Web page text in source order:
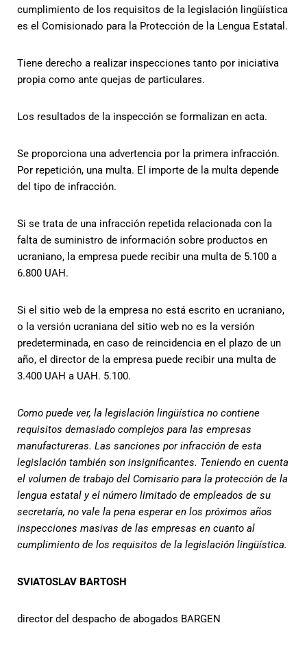
cumplimiento de los requisitos de la legislación lingüística
es el Comisionado para la Protección de la Lengua Estatal.
Tiene derecho a realizar inspecciones tanto por iniciativa
propia como ante quejas de particulares.
Los resultados de la inspección se formalizan en acta.
Se proporciona una advertencia por la primera infracción.
Por repetición, una multa. El importe de la multa depende
del tipo de infracción.
Si se trata de una infracción repetida relacionada con la
falta de suministro de información sobre productos en
ucraniano, la empresa puede recibir una multa de 5.100 a
6.800 UAH.
Si el sitio web de la empresa no está escrito en ucraniano,
o la versión ucraniana del sitio web no es la versión
predeterminada, en caso de reincidencia en el plazo de un
año, el director de la empresa puede recibir una multa de
3.400 UAH a UAH. 5.100.
Como puede ver, la legislación lingüística no contiene
requisitos demasiado complejos para las empresas
manufactureras. Las sanciones por infracción de esta
legislación también son insignificantes. Teniendo en cuenta
el volumen de trabajo del Comisario para la protección de la
lengua estatal y el número limitado de empleados de su
secretaría, no vale la pena esperar en los próximos años
inspecciones masivas de las empresas en cuanto al
cumplimiento de los requisitos de la legislación lingüística.
SVIATOSLAV BARTOSH
director del despacho de abogados BARGEN